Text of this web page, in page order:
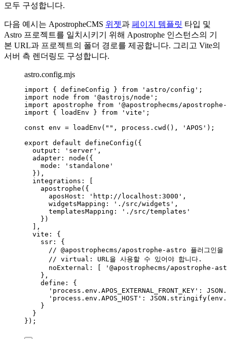
모두 구성합니다.
다음 예시는 ApostropheCMS 위젯과 페이지 템플릿 타입 및
Astro 프로젝트를 일치시키기 위해 Apostrophe 인스턴스의 기
본 URL과 프로젝트의 폴더 경로를 제공합니다. 그리고 Vite의
서버 측 렌더링도 구성합니다.
astro.config.mjs
import { defineConfig } from ' astro/config ' ;
import node from ' @astrojs/node ' ;
import apostrophe from ' @apostrophecms/
import { loadEnv } from ' vite ' ;
const env = loadEnv ( "" , process . cwd () , ' APOS ' );
export default defineConfig ({
output:
' server ' ,
adapter: node ({
mode:
' standalone '
}),
integrations: [
apostrophe ({
aposHost:
' http://localhost:3000 ' ,
widgetsMapping:
' ./src/widgets ' ,
templatesMapping:
' ./src/templates '
})
],
vite: {
ssr: {
// @apostrophecms/apostrophe-astro 플러그인을
// virtual: URL을 사용할 수 있어야 합니다.
noExternal: [
' @apostrophecms/apostrophe-
},
define: {
' process.env.APOS_EXTERNAL_FRONT_KEY ' : JSON .
' process.env.APOS_HOST ' : JSON . stringify( env .
}
}
});